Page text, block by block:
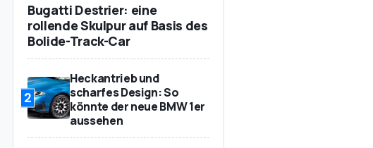
Bugatti Destrier: eine
rollende Skulpur auf Basis des
Bolide-Track-Car
2
Heckantrieb und
scharfes Design: So
könnte der neue BMW 1er
aussehen